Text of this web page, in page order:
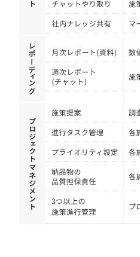
インターン
マーケマネージャー
カスタマーサクセスマネージャー
常勤監査役
内部監査室長
募集要項一覧